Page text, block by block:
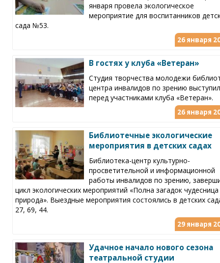
января провела экологическое
мероприятие для воспитанников
сада №53.
26 января
В гостях у клуба «Ветеран»
Студия творчества молодежи
центра инвалидов по зрению
перед участниками клуба «Ветеран».
26 января
Библиотечные экологические
мероприятия в детских садах
Библиотека-центр культурно-
просветительной и информационной
работы инвалидов по зрению,
цикл экологических мероприятий «Полна загадок чудесница
природа». Выездные мероприятия состоялись в детских
27, 69, 44.
29 января
Удачное начало нового сезона
театральной студии